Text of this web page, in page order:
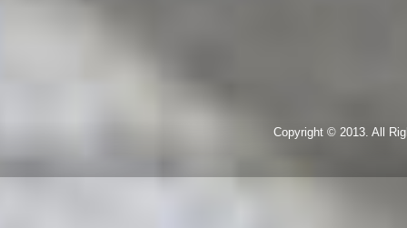
Copyright © 2013. All